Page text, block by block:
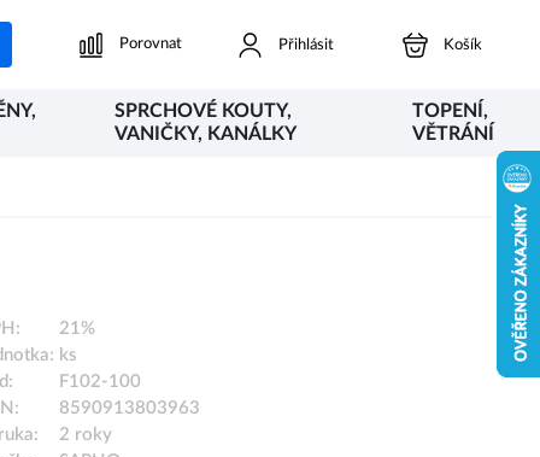
Porovnat Přihlásit Košík
SPRCHOVÉ KOUTY,
VANIČKY, KANÁLKY
TOPENÍ,
VĚTRÁNÍ
21%
ks
F102-100
8590913803963
2 roky